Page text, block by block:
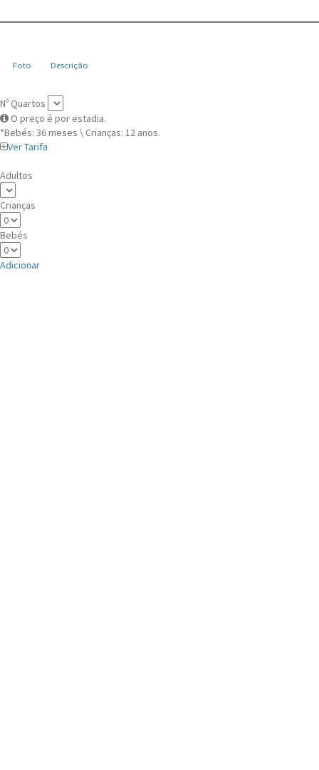
Foto Descrição
Nº Quartos
O preço é por estadia.
*Bebés: 36 meses \ Crianças: 12 anos.
Ver Tarifa
Adultos
Crianças
Bebés
Adicionar